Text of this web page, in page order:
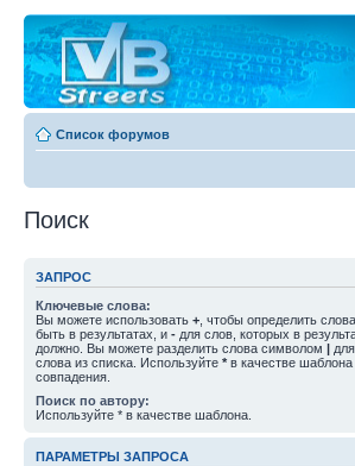
Список форумов
Поиск
ЗАПРОС
Ключевые слова:
Вы можете использовать + , чтобы определить
быть в результатах, и - для слов, которых в
должно. Вы можете разделить слова символом |
слова из списка. Используйте * в качестве шаблона
совпадения.
Поиск по автору:
Используйте * в качестве шаблона.
ПАРАМЕТРЫ ЗАПРОСА